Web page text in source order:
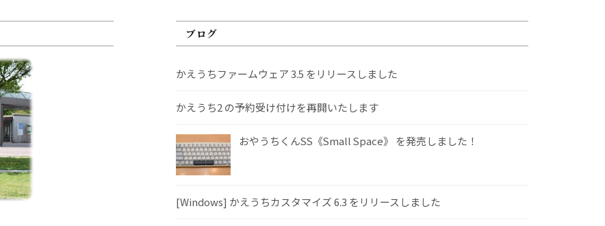
ブログ
かえうちファームウェア 3.5 をリリースしました
かえうち2 の予約受け付けを再開いたします
おやうちくんSS《Small Space》 を発売しました！
[Windows] かえうちカスタマイズ 6.3 をリリースしました